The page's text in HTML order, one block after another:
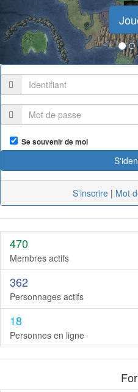
Se souvenir de moi
S'inscrire | Mot
470
Membres actifs
362
Personnages actifs
18
Personnes en ligne